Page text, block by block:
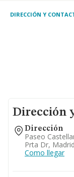
DIRECCIÓN Y
Dirección
Dirección
Paseo
Prta Dr,
Como llegar